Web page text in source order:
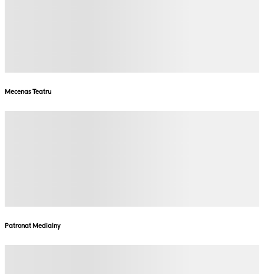
Mecenas Teatru
Patronat Medialny